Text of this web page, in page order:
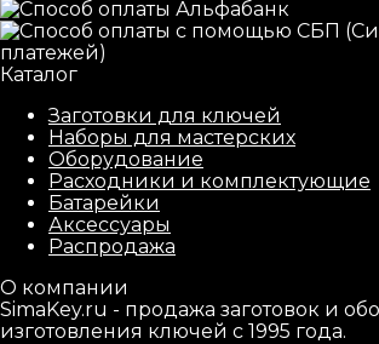
Каталог
Заготовки для ключей
Наборы для мастерских
Оборудование
Расходники и комплектующие
Батарейки
Аксессуары
Распродажа
О компании
SimaKey.ru - продажа заготовок и
изготовления ключей с 1995 года.